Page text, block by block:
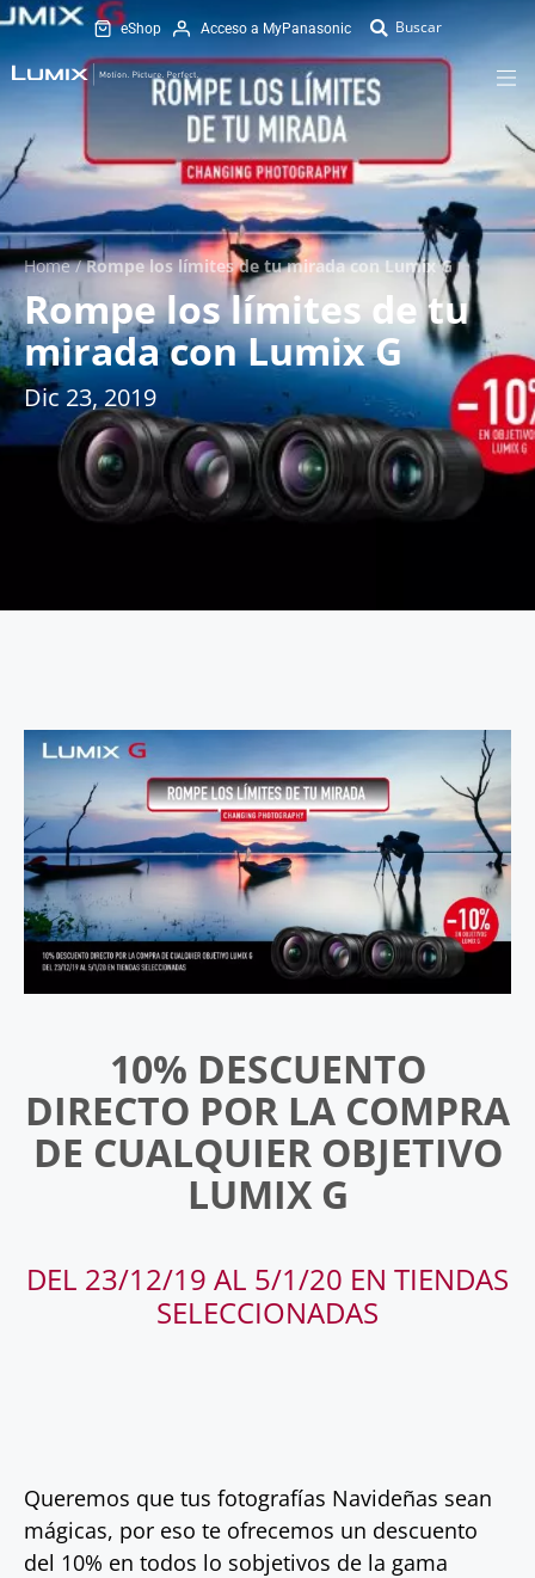
eShop Acceso a MyPanasonic
Home/Rompe los límites de tu mirada con Lumix G
Rompe los límites de tu
mirada con Lumix G
Dic 23, 2019
10% DESCUENTO
DIRECTO POR LA COMPRA
DE CUALQUIER OBJETIVO
LUMIX G
DEL 23/12/19 AL 5/1/20 EN TIENDAS
SELECCIONADAS
Queremos que tus fotografías Navideñas sean
mágicas, por eso te ofrecemos un descuento
del 10% en todos lo sobjetivos de la gama